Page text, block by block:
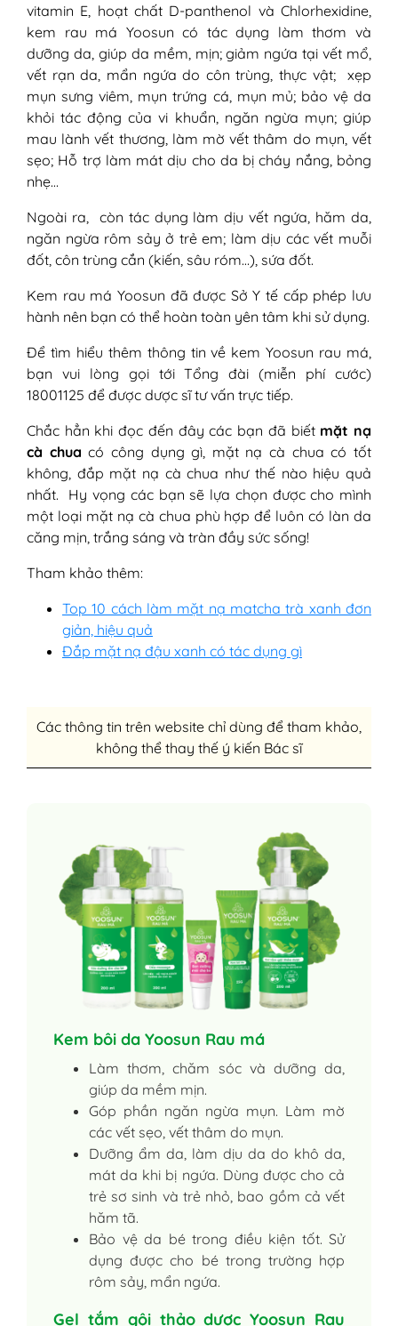
vitamin E, hoạt chất D-panthenol và Chlorhexidine,
kem rau má Yoosun có tác dụng làm thơm và
dưỡng da, giúp da mềm, mịn; giảm ngứa tại vết mổ,
vết rạn da, mẩn ngứa do côn trùng, thực vật; xẹp
mụn sưng viêm, mụn trứng cá, mụn mủ; bảo vệ da
khỏi tác động của vi khuẩn, ngăn ngừa mụn; giúp
mau lành vết thương, làm mờ vết thâm do mụn, vết
sẹo; Hỗ trợ làm mát dịu cho da bị cháy nắng, bỏng
nhẹ…
Ngoài ra, còn tác dụng làm dịu vết ngứa, hăm da,
ngăn ngừa rôm sảy ở trẻ em; làm dịu các vết muỗi
đốt, côn trùng cắn (kiến, sâu róm…), sứa đốt.
Kem rau má Yoosun đã được Sở Y tế cấp phép lưu
hành nên bạn có thể hoàn toàn yên tâm khi sử dụng.
Để tìm hiểu thêm thông tin về kem Yoosun rau má,
bạn vui lòng gọi tới Tổng đài (miễn phí cước)
18001125 để được dược sĩ tư vấn trực tiếp.
Chắc hẳn khi đọc đến đây các bạn đã biết mặt nạ
cà chua có công dụng gì, mặt nạ cà chua có tốt
không, đắp mặt nạ cà chua như thế nào hiệu quả
nhất. Hy vọng các bạn sẽ lựa chọn được cho mình
một loại mặt nạ cà chua phù hợp để luôn có làn da
căng mịn, trắng sáng và tràn đầy sức sống!
Tham khảo thêm:
Top 10 cách làm mặt nạ matcha trà xanh đơn
giản, hiệu quả
Đắp mặt nạ đậu xanh có tác dụng gì
Các thông tin trên website chỉ dùng để tham khảo,
không thể thay thế ý kiến Bác sĩ
Kem bôi da Yoosun Rau má
Làm thơm, chăm sóc và dưỡng da,
giúp da mềm mịn.
Góp phần ngăn ngừa mụn. Làm mờ
các vết sẹo, vết thâm do mụn.
Dưỡng ẩm da, làm dịu da do khô da,
mát da khi bị ngứa. Dùng được cho cả
trẻ sơ sinh và trẻ nhỏ, bao gồm cả vết
hăm tã.
Bảo vệ da bé trong điều kiện tốt. Sử
dụng được cho bé trong trường hợp
rôm sảy, mẩn ngứa.
Gel tắm gội thảo dược Yoosun Rau